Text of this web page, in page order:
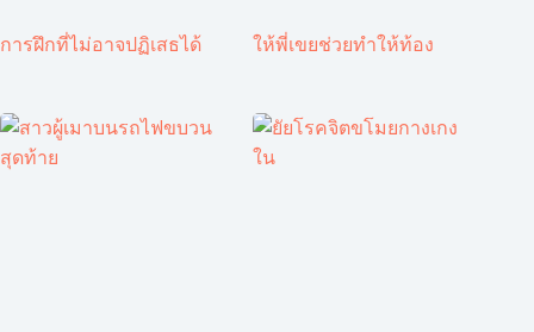
การฝึกที่ไม่อาจปฏิเสธได้ ให้พี่เขยช่วยทำให้ท้อง